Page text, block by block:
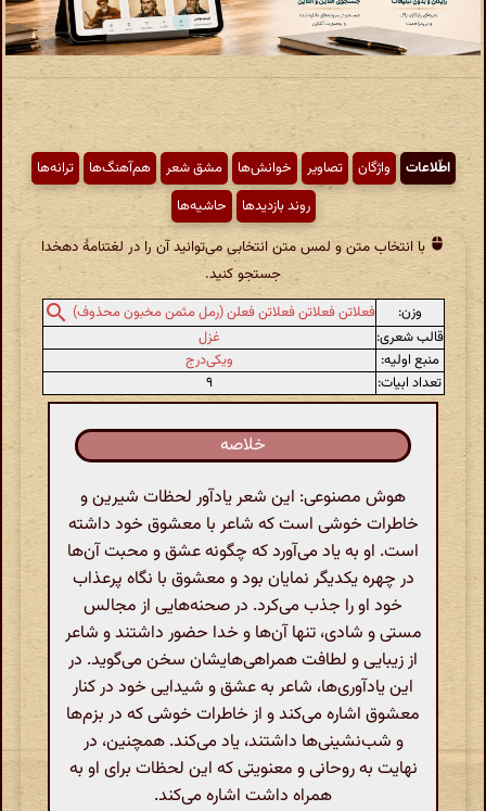
اطّلاعات واژگان تصاویر خوانش‌ها مشق شعر هم‌آهنگ‌ها
ترانه‌ها
روند بازدیدها
حاشیه‌ها
با انتخاب متن و لمس متن انتخابی می‌توانید آن را در لغتنامهٔ دهخدا
جستجو کنید.
وزن:
فعلاتن فعلاتن فعلاتن فعلن (رمل مثمن مخبون محذوف)
قالب شعری:
غزل
منبع اولیه:
ویکی‌درج
تعداد ابیات:
۹
خلاصه
هوش مصنوعی: این شعر یادآور لحظات شیرین و
خاطرات خوشی است که شاعر با معشوق خود داشته
است. او به یاد می‌آورد که چگونه عشق و محبت آن‌ها
در چهره یکدیگر نمایان بود و معشوق با نگاه پرعذاب
خود او را جذب می‌کرد. در صحنه‌هایی از مجالس
مستی و شادی، تنها آن‌ها و خدا حضور داشتند و شاعر
از زیبایی و لطافت همراهی‌هایشان سخن می‌گوید. در
این یادآوری‌ها، شاعر به عشق و شیدایی خود در کنار
معشوق اشاره می‌کند و از خاطرات خوشی که در بزم‌ها
و شب‌نشینی‌ها داشتند، یاد می‌کند. همچنین، در
نهایت به روحانی و معنویتی که این لحظات برای او به
همراه داشت اشاره می‌کند.